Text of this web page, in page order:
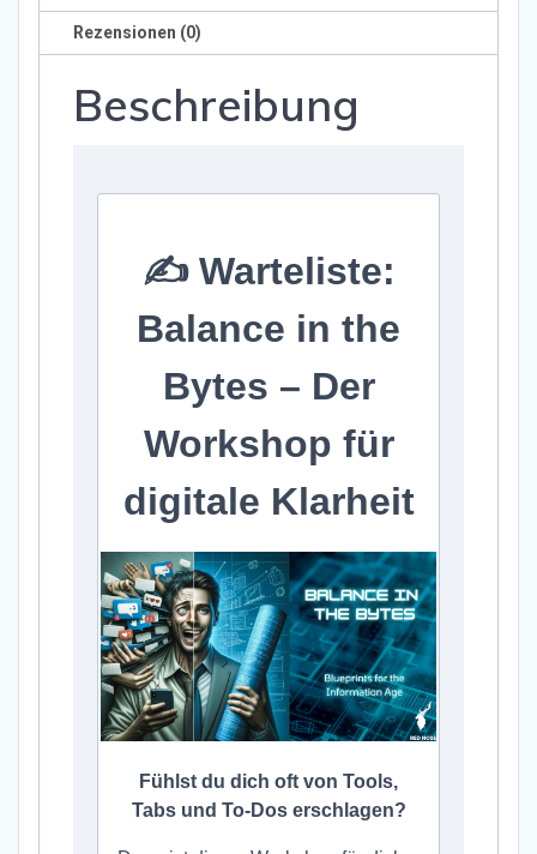
Rezensionen (0)
Beschreibung